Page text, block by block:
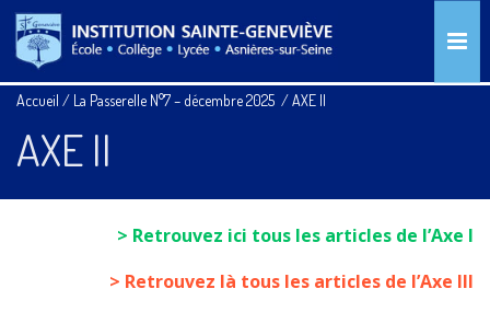
Accueil / La Passerelle N°7 – décembre 2025 /AXE II
AXE II
> Retrouvez ici tous les articles de l’Axe I
> Retrouvez là tous les articles de l’Axe III